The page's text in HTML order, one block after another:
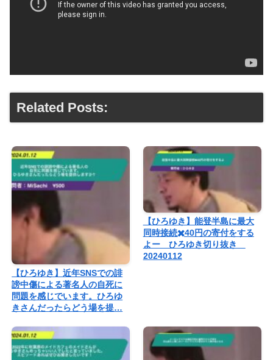
Related Posts:
【ひろゆき】近年SNSでの誹
謗中傷による著名人の自死に
問題を感じでいます。ひろゆ
きさんだったらどう場を提…
【ひろゆき】能登半島に最大
同時接続✖️40円の寄付をする
よー ひろゆき切り抜き
20240112